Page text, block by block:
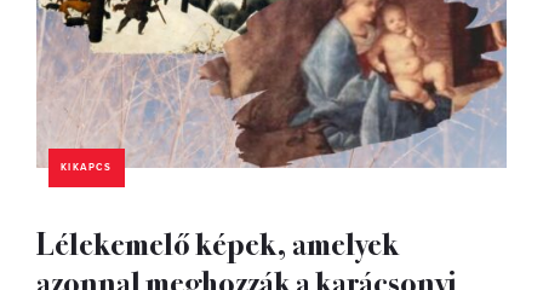
KIKAPCS
Lélekemelő képek, amelyek
azonnal meghozzák a karácsonyi